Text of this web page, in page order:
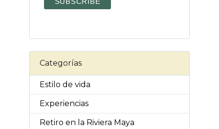
Categorías
Estilo de vida
Experiencias
Retiro en la Riviera Maya